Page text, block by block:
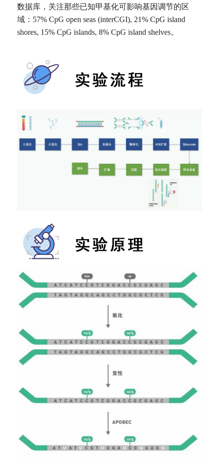
数据库，关注那些已知甲基化可影响基因调节的区
域：57% CpG open seas (interCGI), 21% CpG island
shores, 15% CpG islands, 8% CpG island shelves。